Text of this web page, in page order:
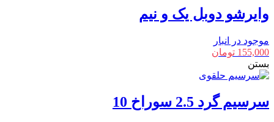
وایرشو دوبل یک و نیم
موجود در انبار
155,000 تومان
بستن
سرسیم گرد 2.5 سوراخ 10